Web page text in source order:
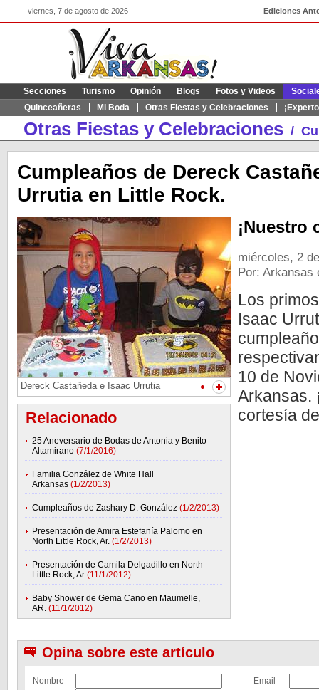
viernes, 7 de agosto de 2026 Ediciones
Secciones Turismo Opinión Blogs Fotos y Videos
Quinceañeras
Mi Boda Otras Fiestas y Celebraciones
Otras Fiestas y Celebraciones /
Cumpleaños de Dereck
Urrutia en Little Rock.
Dereck Castañeda e Isaac Urrutia
Relacionado
25 Aneversario de Bodas de Antonia y Benito
Altamirano (7/1/2016)
Familia González de White Hall
Arkansas (1/2/2013)
Cumpleaños de Zashary D. González (1/2/2013)
Presentación de Amira Estefanía Palomo en
North Little Rock, Ar. (1/2/2013)
Presentación de Camila Delgadillo en North
Little Rock, Ar (11/1/2012)
Baby Shower de Gema Cano en Maumelle,
AR. (11/1/2012)
¡Nuestro
miércoles, 2
Por: Arkansas
Los
Isaac
10 de
Arkansas.
cortesía
Opina sobre este artículo
Nombre
Email